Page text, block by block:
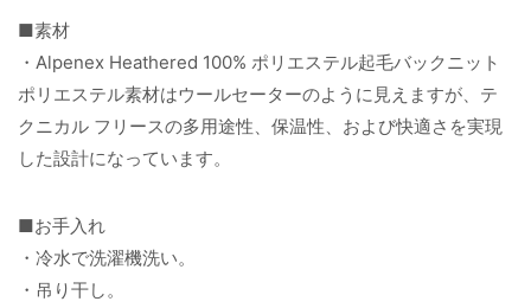
■素材
・Alpenex Heathered 100% ポリエステル起毛バックニット
ポリエステル素材はウールセーターのように見えますが、テ
クニカル フリースの多用途性、保温性、および快適さを実現
した設計になっています。
■お手入れ
・冷水で洗濯機洗い。
・吊り干し。